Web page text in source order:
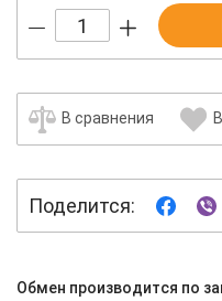
В сравнения
Поделится:
Обмен производится по